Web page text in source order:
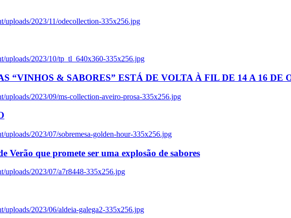
uploads/2023/11/odecollection-335x256.jpg
uploads/2023/10/tp_tl_640x360-335x256.jpg
“VINHOS & SABORES” ESTÁ DE VOLTA À FIL DE 14 A 16 DE
uploads/2023/09/ms-collection-aveiro-prosa-335x256.jpg
2023/07/sobremesa-golden-hour-335x256.jpg
Verão que promete ser uma explosão de sabores
uploads/2023/07/a7r8448-335x256.jpg
2023/06/aldeia-galega2-335x256.jpg